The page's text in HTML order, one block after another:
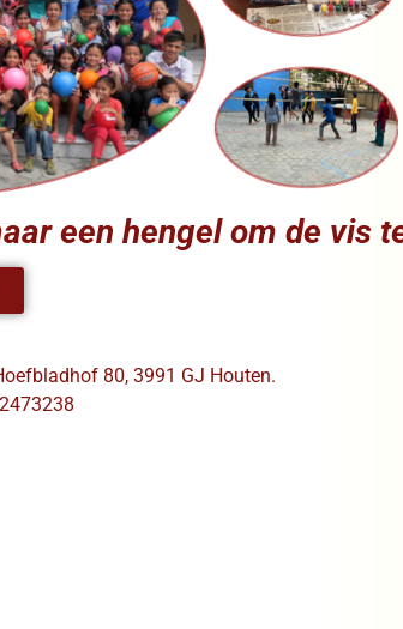
een hengel om de vis
80, 3991 GJ Houten.